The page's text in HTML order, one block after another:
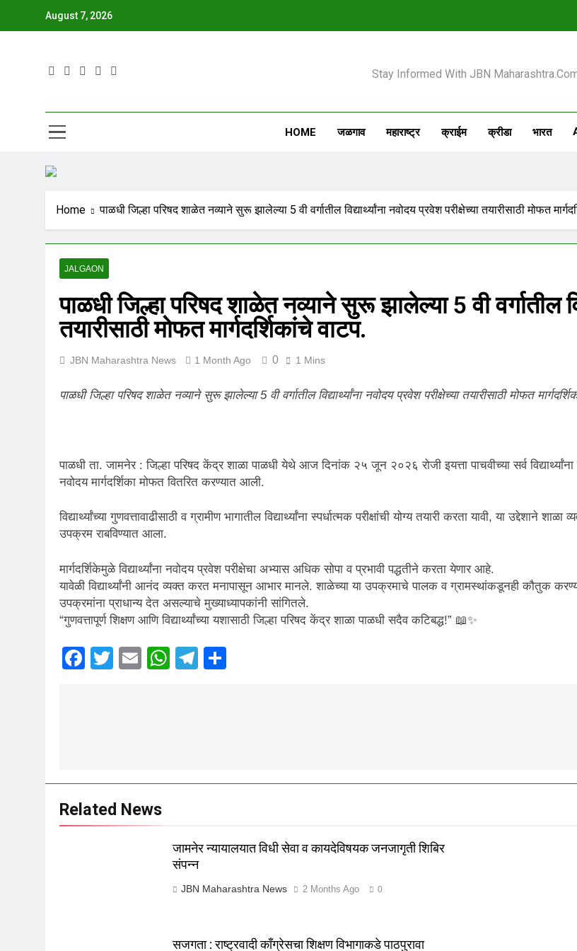
August 7, 2026
JBN Maharashtra
Stay Informed With JBN
HOME जळगाव महाराष्ट्र क्राईम क्रीडा भारत
Home पाळधी जिल्हा परिषद शाळेत नव्याने सुरू झालेल्या 5 वी वर्गातील विद्यार्थ्यांना नवोदय प्रवेश परीक्षेच्या तयारीसाठी मोफत
JALGAON
पाळधी जिल्हा परिषद शाळेत नव्याने सुरू झालेल्या 5 वी वर्गातील
तयारीसाठी मोफत मार्गदर्शिकांचे वाटप.
JBN Maharashtra News 1 Month Ago 0 1 Mins
पाळधी जिल्हा परिषद शाळेत नव्याने सुरू झालेल्या 5 वी वर्गातील विद्यार्थ्यांना नवोदय प्रवेश परीक्षेच्या तयारीसाठी मोफत
पाळधी ता. जामनेर : जिल्हा परिषद केंद्र शाळा पाळधी येथे आज दिनांक २५ जून २०२६ रोजी इयत्ता पाचवीच्या सर्व
नवोदय मार्गदर्शिका मोफत वितरित करण्यात आली.
विद्यार्थ्यांच्या गुणवत्तावाढीसाठी व ग्रामीण भागातील विद्यार्थ्यांना स्पर्धात्मक परीक्षांची योग्य तयारी करता यावी, या उद्देशाने
उपक्रम राबविण्यात आला.
मार्गदर्शिकेमुळे विद्यार्थ्यांना नवोदय प्रवेश परीक्षेचा अभ्यास अधिक सोपा व प्रभावी पद्धतीने करता येणार आहे.
यावेळी विद्यार्थ्यांनी आनंद व्यक्त करत मनापासून आभार मानले. शाळेच्या या उपक्रमाचे पालक व ग्रामस्थांकडूनही कौतुक
उपक्रमांना प्राधान्य देत असल्याचे मुख्याध्यापकांनी सांगितले.
“गुणवत्तापूर्ण शिक्षण आणि विद्यार्थ्यांच्या यशासाठी जिल्हा परिषद केंद्र शाळा पाळधी सदैव कटिबद्ध!” 📖✨
Facebook
Twitter
EmailWhatsApp
Telegram
Related News
जामनेर न्यायालयात विधी सेवा व कायदेविषयक जनजागृती शिबिर
संपन्न
JBN Maharashtra News 2 Months Ago 0
सजगता : राष्ट्रवादी काँग्रेसचा शिक्षण विभागाकडे पाठपुरावा